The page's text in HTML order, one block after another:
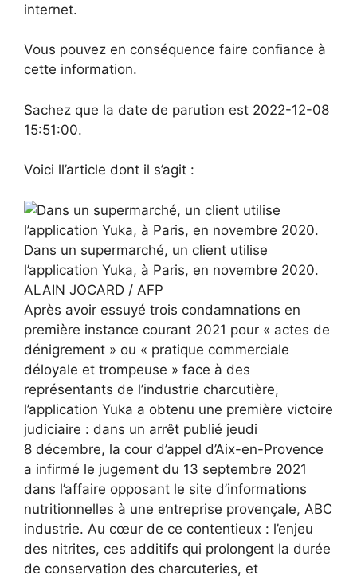
internet.
Vous pouvez en conséquence faire confiance à
cette information.
Sachez que la date de parution est 2022-12-08
15:51:00.
Voici ll’article dont il s’agit :
Dans un supermarché, un client utilise
l’application Yuka, à Paris, en novembre 2020.
ALAIN JOCARD / AFP
Après avoir essuyé trois condamnations en
première instance courant 2021 pour « actes de
dénigrement » ou « pratique commerciale
déloyale et trompeuse » face à des
représentants de l’industrie charcutière,
l’application Yuka a obtenu une première victoire
judiciaire : dans un arrêt publié jeudi
8 décembre, la cour d’appel d’Aix-en-Provence
a infirmé le jugement du 13 septembre 2021
dans l’affaire opposant le site d’informations
nutritionnelles à une entreprise provençale, ABC
industrie. Au cœur de ce contentieux : l’enjeu
des nitrites, ces additifs qui prolongent la durée
de conservation des charcuteries, et